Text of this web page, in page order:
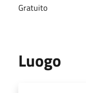
Gratuito
Luogo